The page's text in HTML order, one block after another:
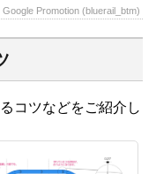
Google Promotion (bluerail_btm)
コツなどをご紹介し